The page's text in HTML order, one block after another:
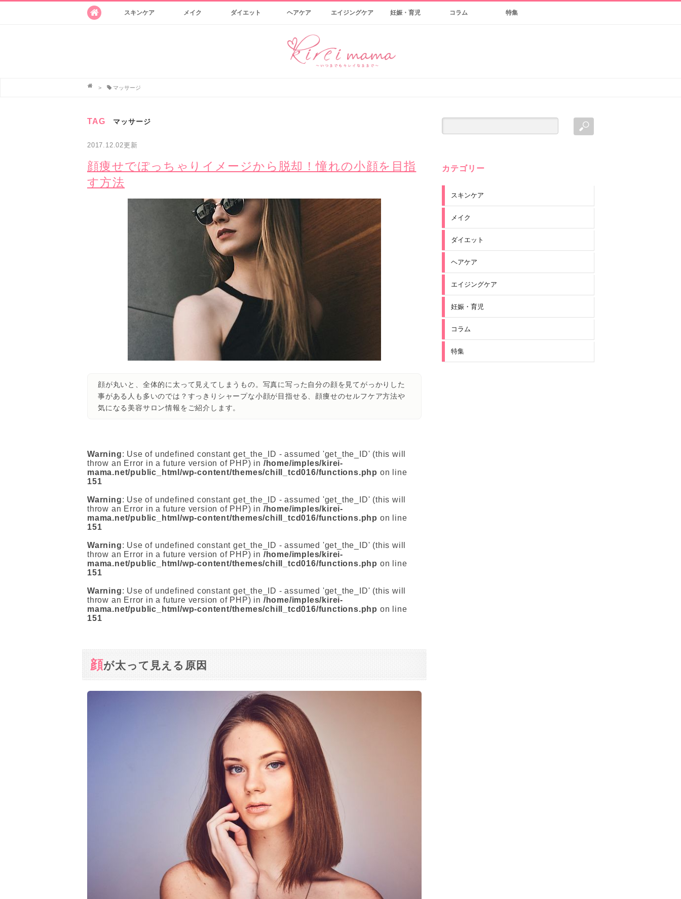
スキンケア メイク ダイエット ヘアケア エイジングケア 妊娠・育児 コラム 特集
> マッサージ
TAG マッサージ
2017.12.02更新
顔痩せでぽっちゃりイメージから脱却！憧れの小顔を目指
す方法
顔が丸いと、全体的に太って見えてしまうもの。写真に写った自分の顔を見てがっかりした
事がある人も多いのでは？すっきりシャープな小顔が目指せる、顔痩せのセルフケア方法や
気になる美容サロン情報をご紹介します。
Warning: Use of undefined constant get_the_ID - assumed 'get_the_ID' (this will
throw an Error in a future version of PHP) in /home/imples/kirei-
mama.net/public_html/wp-content/themes/chill_tcd016/functions.php on line
151
Warning: Use of undefined constant get_the_ID - assumed 'get_the_ID' (this will
throw an Error in a future version of PHP) in /home/imples/kirei-
mama.net/public_html/wp-content/themes/chill_tcd016/functions.php on line
151
Warning: Use of undefined constant get_the_ID - assumed 'get_the_ID' (this will
throw an Error in a future version of PHP) in /home/imples/kirei-
mama.net/public_html/wp-content/themes/chill_tcd016/functions.php on line
151
Warning: Use of undefined constant get_the_ID - assumed 'get_the_ID' (this will
throw an Error in a future version of PHP) in /home/imples/kirei-
mama.net/public_html/wp-content/themes/chill_tcd016/functions.php on line
151
顔が太って見える原因
カテゴリー
スキンケア
メイク
ダイエット
ヘアケア
エイジングケア
妊娠・育児
コラム
特集